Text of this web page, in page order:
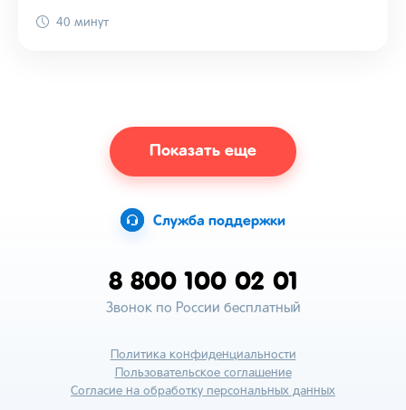
40 минут
Показать еще
Служба поддержки
8 800 100 02 01
Звонок по России бесплатный
Политика конфиденциальности
Пользовательское соглашение
Согласие на обработку персональных данных